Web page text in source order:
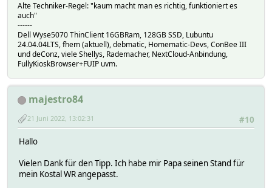
Alte Techniker-Regel: "kaum macht man es richtig, funktioniert es
auch"
------
Dell Wyse5070 ThinClient 16GBRam, 128GB SSD, Lubuntu
24.04.04LTS, fhem (aktuell), debmatic, Homematic-Devs, ConBee III
und deConz, viele Shellys, Rademacher, NextCloud-Anbindung,
FullyKioskBrowser+FUIP uvm.
majestro84
#10
21 Juni 2022, 13:02:31
Hallo
Vielen Dank für den Tipp. Ich habe mir Papa seinen Stand für
mein Kostal WR angepasst.